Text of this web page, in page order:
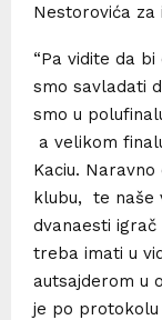
Nestorovića za
“Pa vidite da
smo savladati
smo u
a velikom
Kaciu.
klubu, te naše
dvanaesti
treba imati u
autsajderom u
je po protokolu